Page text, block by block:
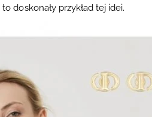
to doskonały przykład tej idei.